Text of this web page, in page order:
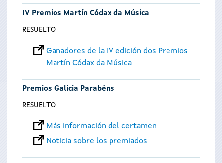
IV Premios Martín Códax da Música
RESUELTO
Ganadores de la IV edición dos Premios
Martín Códax da Música
Premios Galicia Parabéns
RESUELTO
Más información del certamen
Noticia sobre los premiados